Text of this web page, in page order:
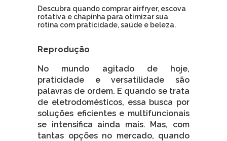
Descubra quando comprar airfryer, escova
rotativa e chapinha para otimizar sua
rotina com praticidade, saúde e beleza.
Reprodução
No mundo agitado de hoje,
praticidade e versatilidade são
palavras de ordem. E quando se trata
de eletrodomésticos, essa busca por
soluções eficientes e multifuncionais
se intensifica ainda mais. Mas, com
tantas opções no mercado, quando